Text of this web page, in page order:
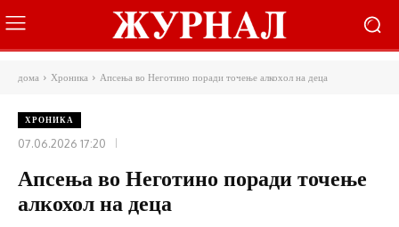
дома Хроника Апсења во Неготино поради точење алкохол на деца
ХРОНИКА
07.06.2026 17:20
Апсења во Неготино поради точење
алкохол на деца